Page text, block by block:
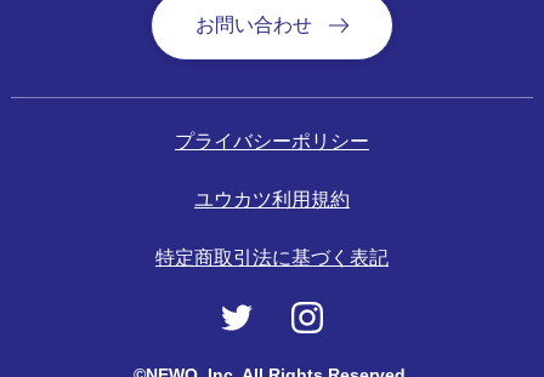
お問い合わせ
プライバシーポリシー
ユウカツ利用規約
特定商取引法に基づく表記